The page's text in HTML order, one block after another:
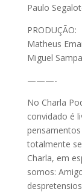
Paulo
PRODUÇÃO:
Matheus
Miguel
———-
No Charla
convidado é
totalmente
Charla, em
somos: